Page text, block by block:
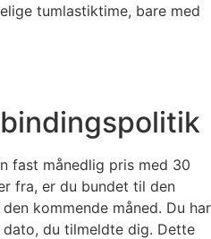
tumlastiktime, bare med
fast månedlig pris med 30
fra, er du bundet til den
kommende måned. Du har
du tilmeldte dig. Dette